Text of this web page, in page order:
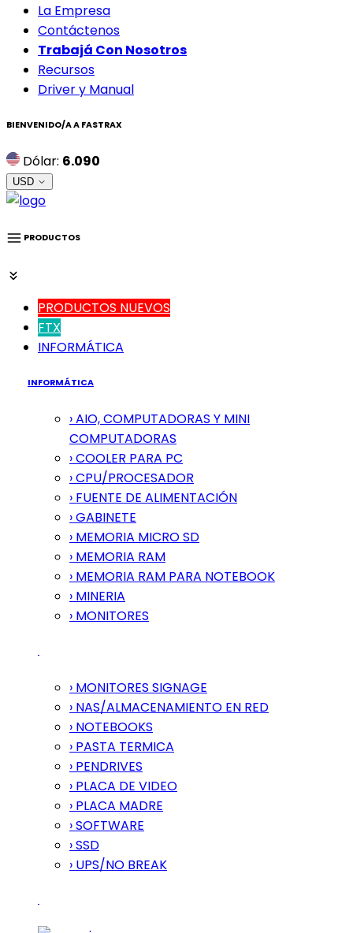
La Empresa
Contáctenos
Trabajá Con Nosotros
Recursos
Driver y Manual
BIENVENIDO/A A FASTRAX
Dólar: 6.090
USD
PRODUCTOS
PRODUCTOS NUEVOS
FTX
INFORMÁTICA
INFORMÁTICA
› AIO, COMPUTADORAS Y MINI
COMPUTADORAS
› COOLER PARA PC
› CPU/PROCESADOR
› FUENTE DE ALIMENTACIÓN
› GABINETE
› MEMORIA MICRO SD
› MEMORIA RAM
› MEMORIA RAM PARA NOTEBOOK
› MINERIA
› MONITORES
› MONITORES SIGNAGE
› NAS/ALMACENAMIENTO EN RED
› NOTEBOOKS
› PASTA TERMICA
› PENDRIVES
› PLACA DE VIDEO
› PLACA MADRE
› SOFTWARE
› SSD
› UPS/NO BREAK